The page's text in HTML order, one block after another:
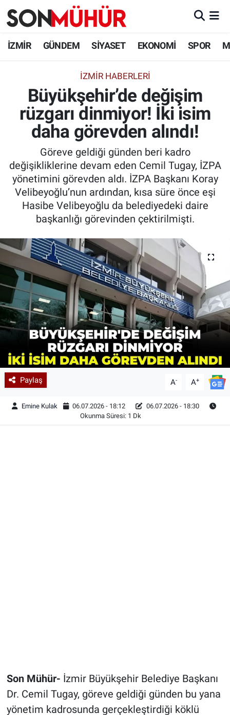
İZMİR GÜNDEM SİYASET EKONOMİ SPOR
İZMIR HABERLERI
Büyükşehir’de değişim
rüzgarı dinmiyor! İki isim
daha görevden alındı!
Göreve geldiği günden beri kadro
değişikliklerine devam eden Cemil Tugay, İZPA
yönetimini görevden aldı. İZPA Başkanı Koray
Velibeyoğlu’nun ardından, kısa süre önce eşi
Hasibe Velibeyoğlu da belediyedeki daire
başkanlığı görevinden çektirilmişti.
Paylaş A- A+
Emine Kulak 06.07.2026 - 18:12
06.07.2026 - 18:30
Okunma Süresi: 1 Dk
Son Mühür- İzmir Büyükşehir Belediye Başkanı
Dr. Cemil Tugay, göreve geldiği günden bu yana
yönetim kadrosunda gerçekleştirdiği köklü
İzmir Nöbetçi Eczaneler
İzmir Namaz Vakitleri
İzmir Trafik Yoğunluk Haritası
Süper Lig Puan Durumu ve Fikstür
Tüm Manşetler
Son Dakika Haberleri
Haber Arşivi